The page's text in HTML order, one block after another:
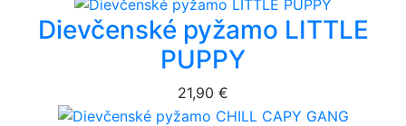
Dievčenské pyžamo LITTLE
PUPPY
21,90 €